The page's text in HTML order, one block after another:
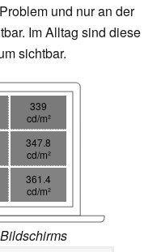
und nur an der
Im Alltag sind diese
sichtbar.
339
cd/m²
347.8
cd/m²
361.4
cd/m²